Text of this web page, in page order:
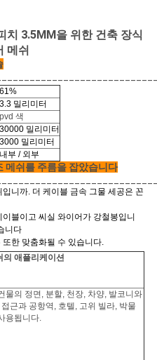
3.5MM을 위한 건축 장식
메쉬
61%
3.3 밀리미터
pvd 색
30000 밀리미터
3000 밀리미터
내부 / 외부
메쉬를 주름을 잡았습니다
니까. 더 케이블 금속 그물 세공은 꼰
블이고 씨실 와이어가 강철봉입니
니다
한 맞춤화될 수 있습니다.
의 애플리케이션
물의 정면, 분할, 천장, 차양, 발코니와
근과 공항역, 호텔, 고위 빌라, 박물
용됩니다.